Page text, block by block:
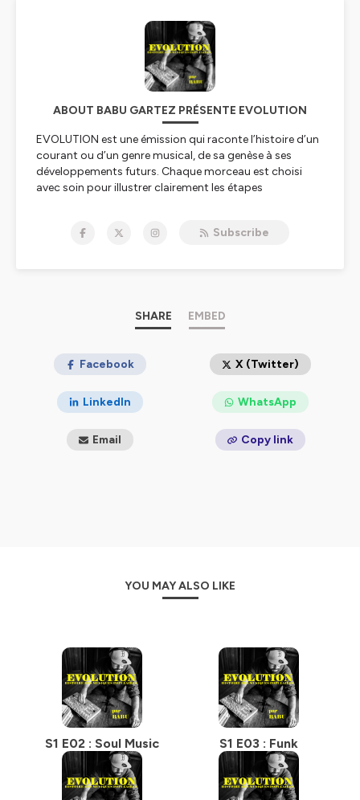
ABOUT BABU GARTEZ PRÉSENTE EVOLUTION
EVOLUTION est une émission qui raconte l’histoire d’un
courant ou d’un genre musical, de sa genèse à ses
développements futurs. Chaque morceau est choisi
avec soin pour illustrer clairement les étapes
Hébergé par Ausha. Visitez
ausha.co/politique-de-
Subscribe
SHARE EMBED
Facebook X (Twitter)
LinkedIn WhatsApp
Email Copy link
YOU MAY ALSO LIKE
S1 E02 : Soul Music S1 E03 : Funk